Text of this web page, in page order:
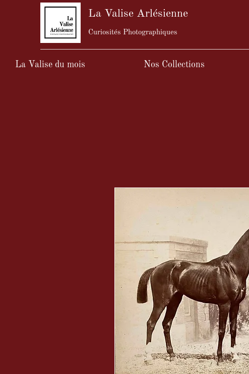
La Valise Arlésienne
Curiosités Photographiques
La Valise du mois Nos Collections